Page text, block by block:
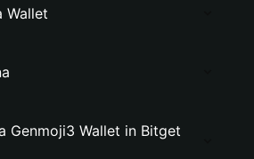
Wallet
Genmoji3 Wallet in Bitget